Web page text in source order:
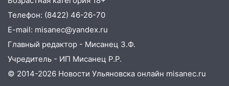
налогов
09:28 Дети на дорогах: пострадали
велосипедисты, мотоциклисты и
пешеходы. Обзор крупных аварий в
Ульяновской области
Телефон: (8422) 46-26-70
E-mail: misanec@yandex.ru
Главный редактор - Мисанец З.Ф.
Учредитель - ИП Мисанец Р.Р.
© 2014-2026 Новости Ульяновска онлайн misanec.ru